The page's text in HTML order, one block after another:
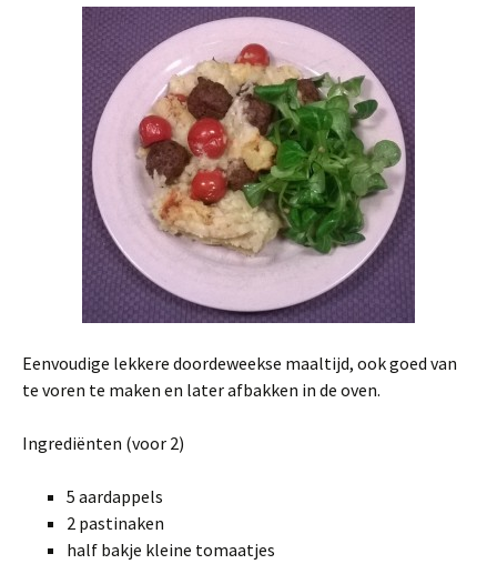
Eenvoudige lekkere doordeweekse maaltijd, ook goed van
te voren te maken en later afbakken in de oven.
Ingrediënten (voor 2)
5 aardappels
2 pastinaken
half bakje kleine tomaatjes